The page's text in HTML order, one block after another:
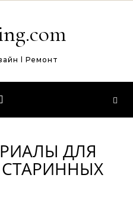
l Ремонт
ДЛЯ